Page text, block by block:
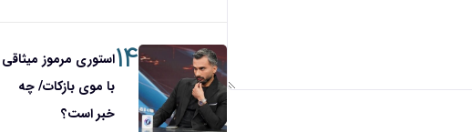
۱۴استوری مرموز میثاقی
با موی بازکات/ چه
خبر است؟